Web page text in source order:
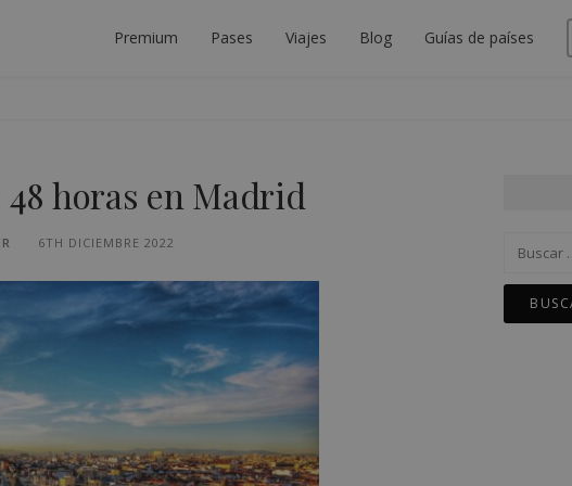
Premium Pases Viajes Blog Guías de países
horas en Madrid
6TH DICIEMBRE 2022 Buscar: